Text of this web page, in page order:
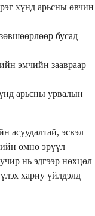
хүнд арьсны өвчин
бусад
эмчийн заавраар
арьсны урвалын
асуудалтай, эсвэл
өмнө эрүүл
нь эдгээр нөхцөл
хариу үйлдэлд